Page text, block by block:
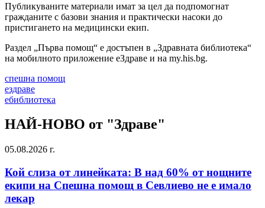
Публикуваните материали имат за цел да подпомогнат
гражданите с базови знания и практически насоки до
пристигането на медицински екип.
Раздел „Първа помощ“ е достъпен в „Здравната библиотека“
на мобилното приложение еЗдраве и на my.his.bg.
спешна помощ
ездраве
ебиблиотека
НАЙ-НОВО от "Здраве"
05.08.2026 г.
Кой слиза от линейката: В над 60% от нощните
екипи на Спешна помощ в Севлиево не е имало
лекар